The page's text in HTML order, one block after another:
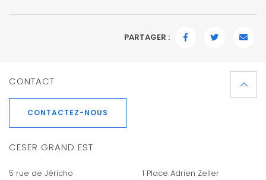
PARTAGER :
CONTACT
CONTACTEZ-NOUS
CESER GRAND EST
5 rue de Jéricho
1 Place Adrien Zeller